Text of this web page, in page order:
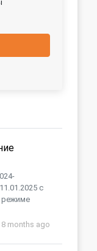
с
режиме
8 months ago